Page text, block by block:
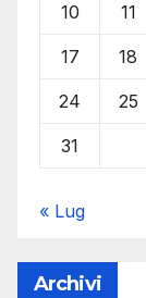
10 11
17 18
24 25
31
« Lug
Archivi